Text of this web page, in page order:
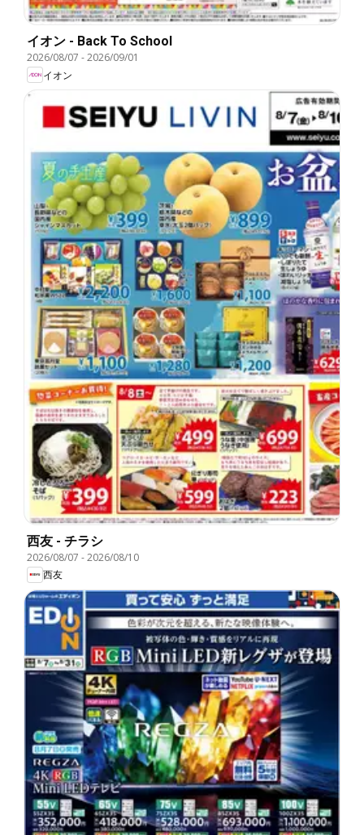
イオン - Back To School
2026/08/07 -2026/09/01
イオン
西友 - チラシ
2026/08/07 -2026/08/10
西友